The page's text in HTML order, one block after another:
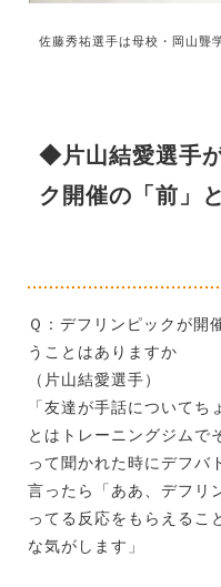
佐藤秀祐選手は母校・岡山聾
◆片山結愛選手
ク開催の「前」
Ｑ：デフリンピックが開
うことはありますか
（片山結愛選手）
「友達が手話について
とはトレーニングジムで
って聞かれた時にデフバ
言ったら「ああ、デフリ
ってる反応をもらえるこ
な気がします」